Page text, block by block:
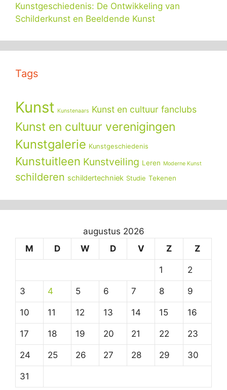
Kunstgeschiedenis: De Ontwikkeling van
Schilderkunst en Beeldende Kunst
Tags
Kunst Kunstenaars Kunst en cultuur fanclubs
Kunst en cultuur verenigingen
Kunstgalerie Kunstgeschiedenis
Kunstuitleen Kunstveiling Leren Moderne Kunst
schilderen schildertechniek Studie Tekenen
augustus 2026
M
D W D V Z Z
1 2
3 4 5 6 7 8 9
10 11 12 13 14 15 16
17 18 19 20 21 22 23
24 25 26 27 28 29 30
31